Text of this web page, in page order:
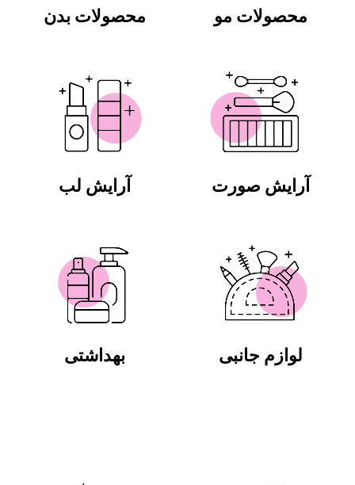
محصولات مو محصولات بدن
آرایش صورت
لوازم جانبی
آرایش لب
بهداشتی